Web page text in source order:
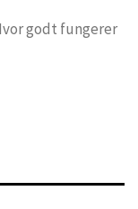
godt fungerer